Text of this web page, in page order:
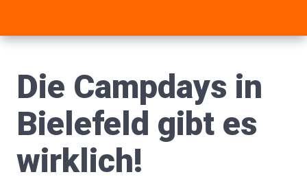
Die Campdays in
Bielefeld gibt es
wirklich!